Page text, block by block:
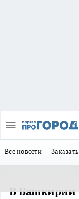
Все новости
В Башкирии